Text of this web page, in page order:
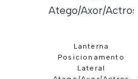
Lanterna
Posicionamento
Lateral